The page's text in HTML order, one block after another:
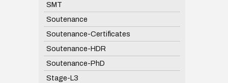
SMT
Soutenance
Soutenance-Certificates
Soutenance-HDR
Soutenance-PhD
Stage-L3